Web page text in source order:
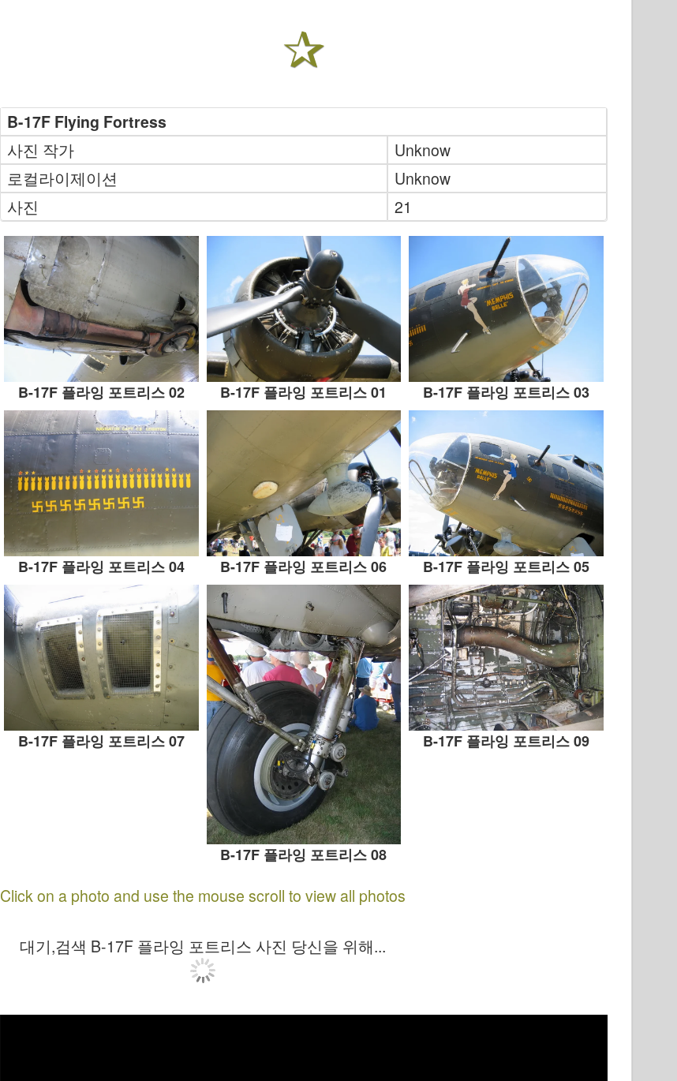
B-17F Flying Fortress
사진 작가
Unknow
로컬라이제이션
Unknow
사진
21
B-17F 플라잉 포트리스 02 B-17F 플라잉 포트리스 01 B-17F 플라잉 포트리스 03
B-17F 플라잉 포트리스 04 B-17F 플라잉 포트리스 06 B-17F 플라잉 포트리스 05
B-17F 플라잉 포트리스 07
B-17F 플라잉 포트리스 08
B-17F 플라잉 포트리스 09
Click on a photo and use the mouse scroll to view all photos
대기,검색 B-17F 플라잉 포트리스 사진 당신을 위해...